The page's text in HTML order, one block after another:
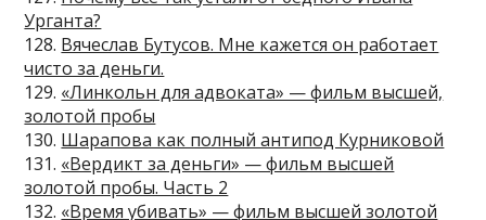
Урганта?
128. Вячеслав Бутусов. Мне кажется он работает
чисто за деньги.
129. «Линкольн для адвоката» — фильм высшей,
золотой пробы
130. Шарапова как полный антипод Курниковой
131. «Вердикт за деньги» — фильм высшей
золотой пробы. Часть 2
132. «Время убивать» — фильм высшей золотой